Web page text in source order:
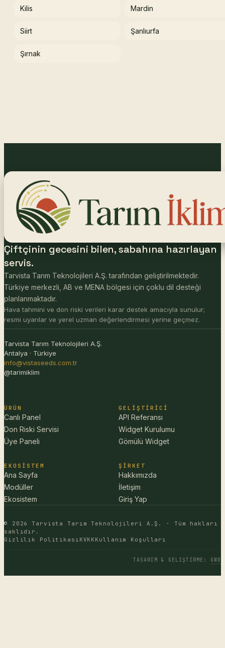
Kilis Mardin
Siirt Şanlıurfa
Şırnak
Çiftçinin gecesini bilen, sabahına hazırlayan
servis.
Tarvista Tarım Teknolojileri A.Ş. tarafından geliştirilmektedir.
Türkiye merkezli, AB ve MENA bölgesi için çoklu dil desteği
planlanmaktadır.
Hava tahmini ve don riski verileri karar destek amacıyla sunulur;
resmi uyarılar ve yerel uzman değerlendirmesi yerine geçmez.
Tarvista Tarım Teknolojileri A.Ş.
Antalya · Türkiye
info@vistaseeds.com.tr
@tarimiklim
ÜRÜN
Canlı Panel
Don Riski Servisi
Üye Paneli
GELIŞTIRICI
API Referansı
Widget Kurulumu
Gömülü Widget
EKOSISTEM
Ana Sayfa
Modüller
Ekosistem
ŞIRKET
Hakkımızda
İletişim
Giriş Yap
© 2026 Tarvista Tarım Teknolojileri A.Ş. · Tüm hakları
saklıdır.
Gizlilik Politikası KVKK Kullanım Koşulları
TASARIM & GELIŞTIRME : GWD